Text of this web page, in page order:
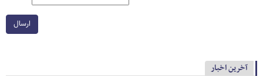
ارسال
آخرین اخبار